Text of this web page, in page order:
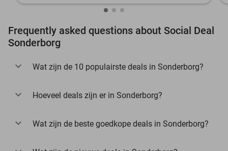
Frequently asked questions about Social Deal
Sonderborg
Wat zijn de 10 populairste deals in Sonderborg?
Hoeveel deals zijn er in Sonderborg?
Wat zijn de beste goedkope deals in Sonderborg?